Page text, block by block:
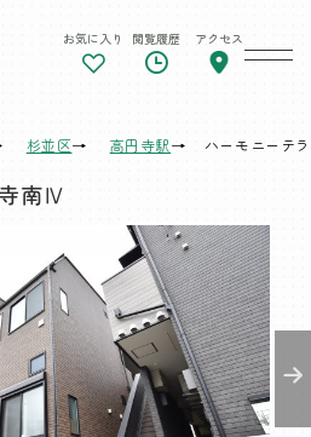
お気に入り 閲覧履歴 アクセス
杉並区 高円寺駅 ハーモニーテ
南Ⅳ